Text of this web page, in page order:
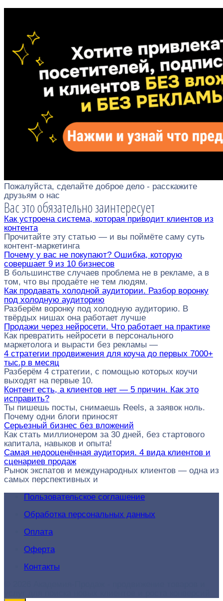
Пожалуйста, сделайте доброе дело - расскажите
друзьям о нас
Вас это обязательно заинтересует
Как устроена система, которая приводит клиентов из
контента
Прочитайте эту статью — и вы поймёте саму суть
контент-маркетинга
Почему у вас не покупают? Ошибка, которую
совершает 9 из 10 бизнесов
В большинстве случаев проблема не в рекламе, а в
том, что вы продаёте не тем людям.
Как продавать холодной аудитории. Разбор воронку
под холодную аудиторию
Разберём воронку под холодную аудиторию. В
твёрдых нишах она работает лучше
Продажи через нейросети. Что работает на практике
Как превратить нейросети в персонального
маркетолога и вырасти без рекламы —
4 стратегии продвижения для коуча до первых 7000+
тыс.р в месяц
Разберём 4 стратегии, с помощью которых коучи
выходят на первые 10.
Контент есть, а клиентов нет — 5 причин. Как это
исправить?
Ты пишешь посты, снимаешь Reels, а заявок ноль.
Почему одни блоги приносят
Серьезный бизнес без вложений
Как стать миллионером за 30 дней, без стартового
капитала, навыков и опыта!
Самая недооценённая аудитория. 4 вида клиентов и
сценариев продаж
Рынок экспатов и международных клиентов — одна из
самых перспективных и
Пользовательское соглашение
Обработка персональных данных
Оплата
Оферта
Контакты